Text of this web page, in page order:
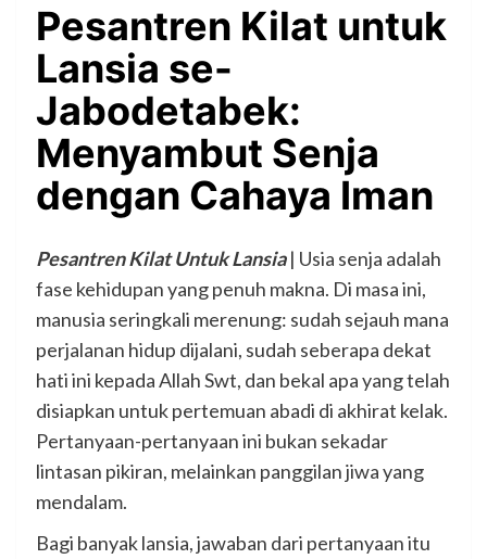
Pesantren Kilat untuk
Lansia se-
Jabodetabek:
Menyambut Senja
dengan Cahaya Iman
Pesantren Kilat Untuk Lansia| Usia senja adalah
fase kehidupan yang penuh makna. Di masa ini,
manusia seringkali merenung: sudah sejauh mana
perjalanan hidup dijalani, sudah seberapa dekat
hati ini kepada Allah Swt, dan bekal apa yang telah
disiapkan untuk pertemuan abadi di akhirat kelak.
Pertanyaan-pertanyaan ini bukan sekadar
lintasan pikiran, melainkan panggilan jiwa yang
mendalam.
Bagi banyak lansia, jawaban dari pertanyaan itu